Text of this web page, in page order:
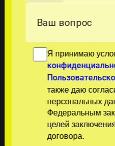
Ваш вопрос
Я принимаю
также даю
персональных
Федеральным
целей
договора.